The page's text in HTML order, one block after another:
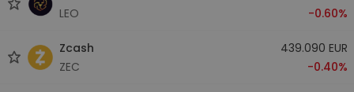
LEO
-0.60%
Zcash
ZEC
439.090 EUR
-0.40%